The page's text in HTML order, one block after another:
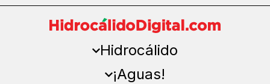
Hidrocálido
¡Aguas!